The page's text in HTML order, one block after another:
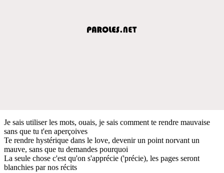
Je sais utiliser les mots, ouais, je sais comment te rendre mauvaise
sans que tu t'en aperçoives
Te rendre hystérique dans le love, devenir un point norvant un
mauve, sans que tu demandes pourquoi
La seule chose c'est qu'on s'apprécie ('précie), les pages seront
blanchies par nos récits